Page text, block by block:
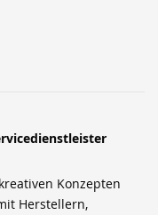
Konzepten
Herstellern,